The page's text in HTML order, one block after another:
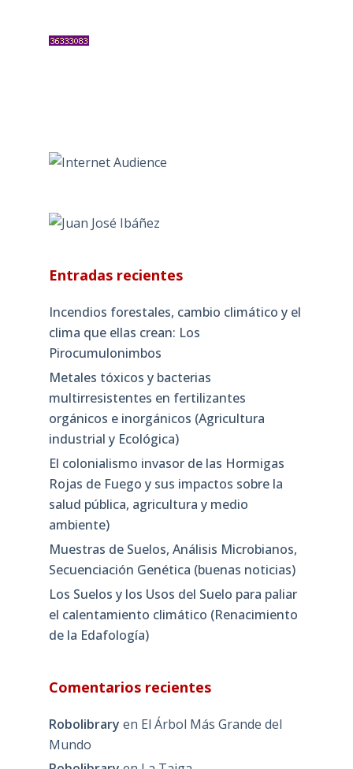
Entradas recientes
Incendios forestales, cambio climático y el
clima que ellas crean: Los
Pirocumulonimbos
Metales tóxicos y bacterias
multirresistentes en fertilizantes
orgánicos e inorgánicos (Agricultura
industrial y Ecológica)
El colonialismo invasor de las Hormigas
Rojas de Fuego y sus impactos sobre la
salud pública, agricultura y medio
ambiente)
Muestras de Suelos, Análisis Microbianos,
Secuenciación Genética (buenas noticias)
Los Suelos y los Usos del Suelo para paliar
el calentamiento climático (Renacimiento
de la Edafología)
Comentarios recientes
Robolibrary en El Árbol Más Grande del
Mundo